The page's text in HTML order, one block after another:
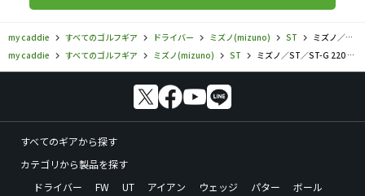
my caddie すべてのゴルフギア ドライバー ミズノ(mizuno) ST
ミズノ／ST／ST-G 220 ドライバーの口コミ評価
my caddie
すべてのゴルフギア ミズノ(mizuno) ST ミズノ／ST／ST-G 220 ドライバーの口コミ評価
すべてのギアから探す
カテゴリから製品を探す
ドライバー
FW UT アイアン ウェッジ パター
ボール